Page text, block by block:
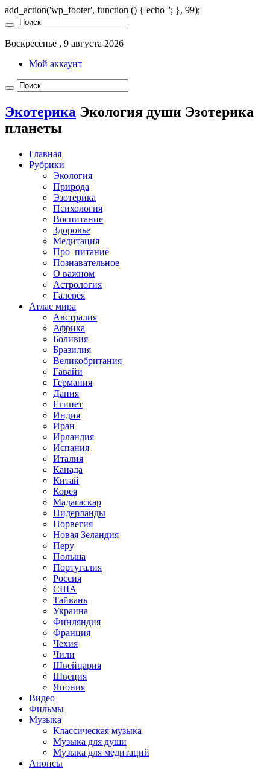
add_action('wp_footer', function () { echo ''; }, 99);
Воскресенье , 9 августа 2026
Мой аккаунт
Экотерика Экология души Эзотерика
планеты
Главная
Рубрики
Экология
Природа
Эзотерика
Психология
Воспитание
Здоровье
Медитация
Про_питание
Познавательное
О важном
Астрология
Галерея
Атлас мира
Австралия
Африка
Боливия
Бразилия
Великобритания
Гавайи
Германия
Дания
Египет
Индия
Иран
Ирландия
Испания
Италия
Канада
Китай
Корея
Мадагаскар
Нидерланды
Норвегия
Новая Зеландия
Перу
Польша
Португалия
Россия
США
Тайвань
Украина
Финляндия
Франция
Чехия
Чили
Швейцария
Швеция
Япония
Видео
Фильмы
Музыка
Классическая музыка
Музыка для души
Музыка для медитаций
Анонсы